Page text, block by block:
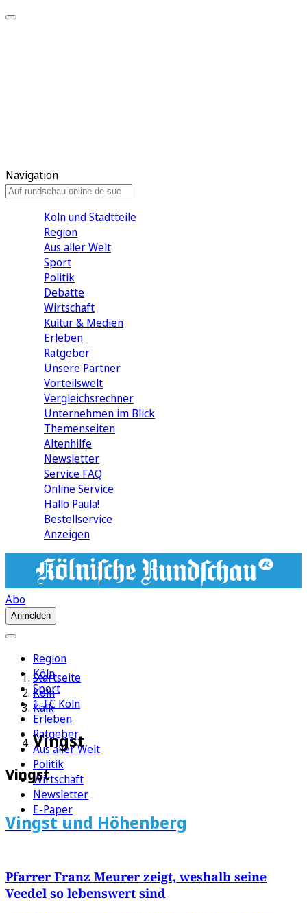
Navigation
Köln und Stadtteile
Region
Aus aller Welt
Sport
Politik
Debatte
Wirtschaft
Kultur & Medien
Erleben
Ratgeber
Unsere Partner
Vorteilswelt
Vergleichsrechner
Unternehmen im Blick
Themenseiten
Altenhilfe
Newsletter
Service FAQ
Online Service
Hallo Paula!
Bestellservice
Anzeigen
Abo
Anmelden
Region
Köln
Sport
1. FC Köln
Erleben
Ratgeber
Aus aller Welt
Politik
Wirtschaft
Newsletter
E-Paper
Startseite
Köln
Kalk
Vingst
Vingst
Vingst und Höhenberg
Pfarrer Franz Meurer zeigt, weshalb seine
Veedel so lebenswert sind